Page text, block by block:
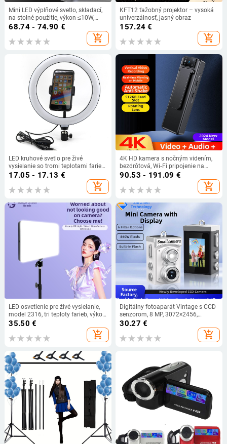
Mini LED výplňové svetlo, skladací,
na stolné použitie, výkon ≤10W,
220V, model AB502
68.74 - 74.90 €
add_shopping_cart
KFT12 ťažobný projektor – vysoká
univerzálnosť, jasný obraz
157.24 €
add_shopping_cart
LED kruhové svetlo pre živé
vysielanie so tromi teplotami farieb,
výkon pod 10W, model HX-260,
17.05 - 17.13 €
add_shopping_cart
4K HD kamera s nočným videním,
bezdrôtová, Wi‑Fi pripojenie na
prehliadanie v mobile, ultra dlhá
presadzovanie práva
90.53 - 191.09 €
add_shopping_cart
LED osvetlenie pre živé vysielanie,
model 2316, tri teploty farieb, výkon
pod 10W, 170-245V AC
35.50 €
add_shopping_cart
Digitálny fotoaparát Vintage s CCD
senzorom, 8 MP, 3072×2456,
1,14inch LCD, periskopový objektív
30.27 €
add_shopping_cart